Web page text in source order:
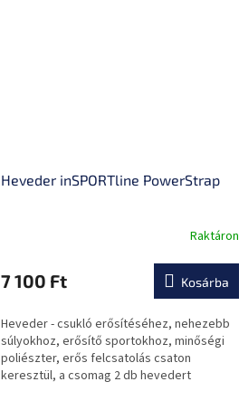
Heveder inSPORTline PowerStrap
Raktáron
7 100 Ft Kosárba
Heveder - csukló erősítéséhez, nehezebb
súlyokhoz, erősítő sportokhoz, minőségi
poliészter, erős felcsatolás csaton
keresztül, a csomag 2 db hevedert